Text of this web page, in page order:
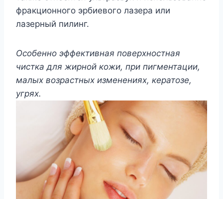
фракционного эрбиевого лазера или
лазерный пилинг.
Особенно эффективная поверхностная
чистка для жирной кожи, при пигментации,
малых возрастных изменениях, кератозе,
угрях.